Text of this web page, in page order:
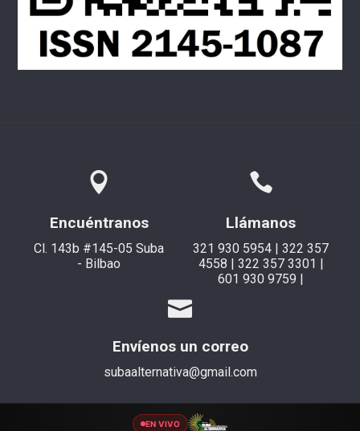
Encuéntranos
Cl. 143b #145-05 Suba
- Bilbao
Llámanos
321 930 5954 | 322 357
4558 | 322 357 3301 |
601 930 9759 |
Envíenos un correo
subaalternativa@gmail.com
EN VIVO